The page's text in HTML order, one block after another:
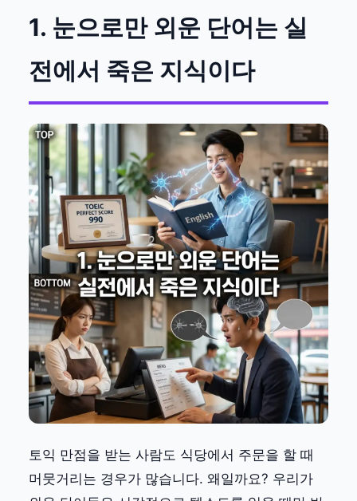
1. 눈으로만 외운 단어는 실
전에서 죽은 지식이다
토익 만점을 받는 사람도 식당에서 주문을 할 때
머뭇거리는 경우가 많습니다. 왜일까요? 우리가